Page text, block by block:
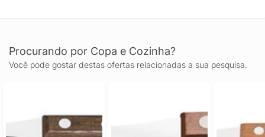
Procurando por Copa e Cozinha?
Você pode gostar destas ofertas relacionadas a sua pesquisa.